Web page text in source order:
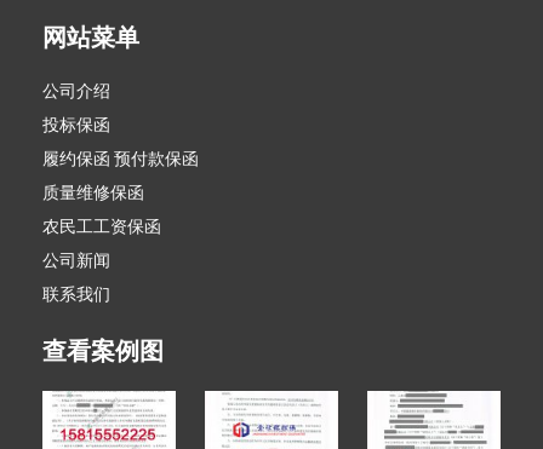
网站菜单
公司介绍
投标保函
履约保函 预付款保函
质量维修保函
农民工工资保函
公司新闻
联系我们
查看案例图